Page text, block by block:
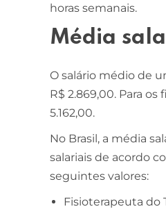
horas semanais.
Média
O salário médio de
R$ 2.869,00. Para
5.162,00.
No Brasil, a média
salariais de acordo
seguintes valores:
Fisioterapeuta do
ENADE/MEC